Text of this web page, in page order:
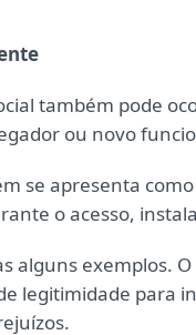
também pode
ou novo
se apresenta
o acesso,
alguns exemplos.
legitimidade para